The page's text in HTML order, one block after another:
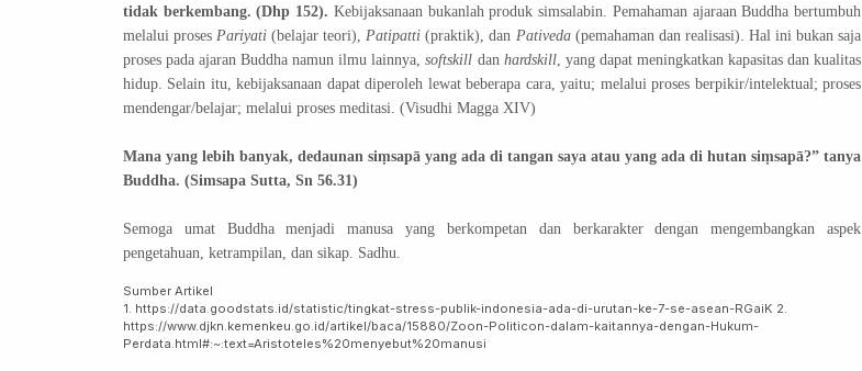
tidak berkembang. (Dhp 152). Kebijaksanaan bukanlah produk simsalabin. Pemahaman ajaraan Buddha bertumbuh
melalui proses Pariyati(belajar teori), Patipatti (praktik), dan Pativeda(pemahaman dan realisasi). Hal ini bukan saja
proses pada ajaran Buddha namun ilmu lainnya,softskill dan hardskill, yang dapat meningkatkan kapasitas dan kualitas
hidup. Selain itu, kebijaksanaan dapat diperoleh lewat beberapa cara, yaitu; melalui proses berpikir/intelektual; proses
mendengar/belajar; melalui proses meditasi. (Visudhi Magga XIV)
Mana yang lebih banyak, dedaunan siṃsapā yang ada di tangan saya atau yang ada di hutan siṃsapā?” tanya
Buddha. (Simsapa Sutta, Sn 56.31)
Semoga umat Buddha menjadi manusa yang berkompetan dan berkarakter dengan mengembangkan aspek
pengetahuan, ketrampilan, dan sikap. Sadhu.
Sumber Artikel
1. https://data.goodstats.id/statistic/tingkat-stress-publik-indonesia-ada-di-urutan-ke-7-se-asean-RGaiK 2.
https://www.djkn.kemenkeu.go.id/artikel/baca/15880/Zoon-Politicon-dalam-kaitannya-dengan-Hukum-
Perdata.html#:~:text=Aristoteles%20menyebut%20manusi